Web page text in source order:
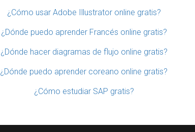
¿Cómo usar Adobe Illustrator online gratis?
¿Dónde puedo aprender Francés online gratis?
¿Dónde hacer diagramas de flujo online gratis?
¿Dónde puedo aprender coreano online gratis?
¿Cómo estudiar SAP gratis?